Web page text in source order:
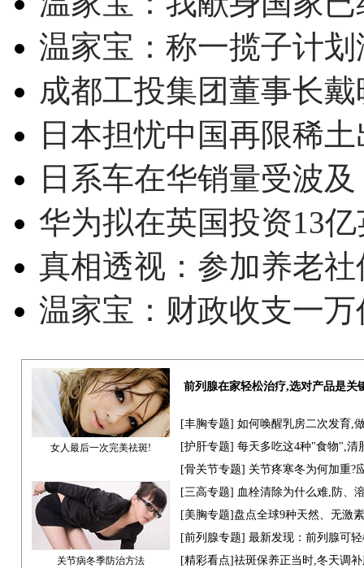
温家宝：称一揽子计
成都工投集团董事长
日本担忧中国再限稀
日系车在华销量受波
华为拟在英国投资13
真相透视：参加养老
温家宝：财政收支一
女人最后一次完美祛斑!
前列腺在家轻松治疗,选对产品是关
[丰胸专题] 如何唤醒乳房二次发育,
[护肝专题] 每天多吃这4种"食物",清
[骨关节专题] 关节疼寒冬为何加重?
关节病冬季防治方法
[三高专题] 血栓清除为什么难,防、
[美胸专题]盘点全球9种天然、无激
[前列腺专题] 最新发现：前列腺可
[精彩看点]祛斑保养正当时,冬天调